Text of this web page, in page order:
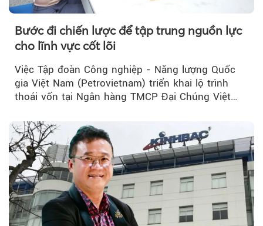
Bước đi chiến lược để tập trung nguồn lực
cho lĩnh vực cốt lõi
Việc Tập đoàn Công nghiệp - Năng lượng Quốc
gia Việt Nam (Petrovietnam) triển khai lộ trình
thoái vốn tại Ngân hàng TMCP Đại Chúng Việt